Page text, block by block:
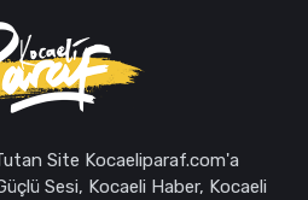
Site Kocaeliparaf.com'a
Sesi, Kocaeli Haber, Kocaeli